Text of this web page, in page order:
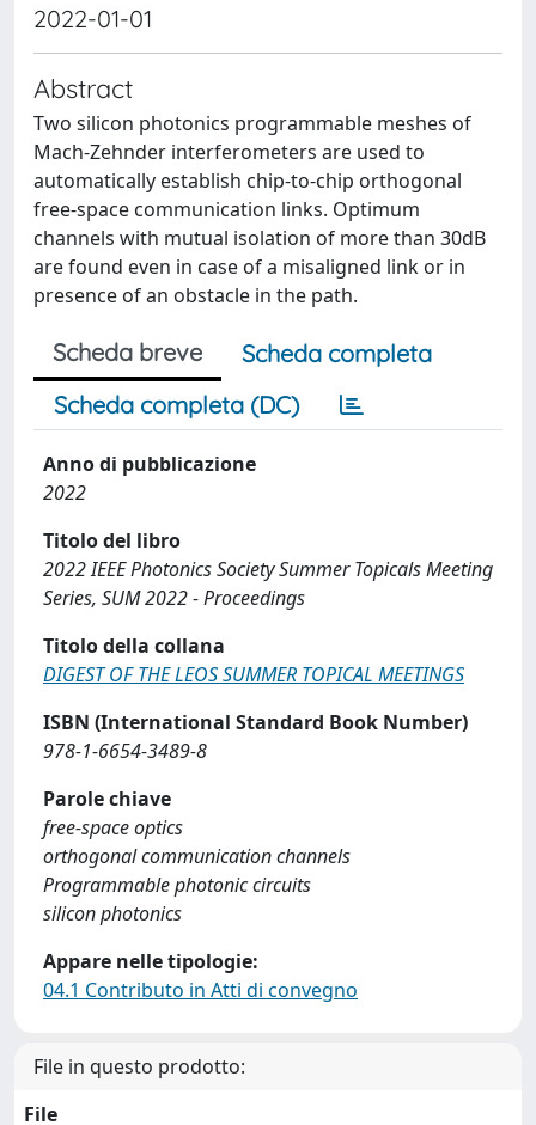
2022-01-01
Abstract
Two silicon photonics programmable meshes of
Mach-Zehnder interferometers are used to
automatically establish chip-to-chip orthogonal
free-space communication links. Optimum
channels with mutual isolation of more than 30dB
are found even in case of a misaligned link or in
presence of an obstacle in the path.
Scheda breve
Scheda completa
Scheda completa (DC)
Anno di pubblicazione
2022
Titolo del libro
2022 IEEE Photonics Society Summer Topicals Meeting
Series, SUM 2022 - Proceedings
Titolo della collana
DIGEST OF THE LEOS SUMMER TOPICAL MEETINGS
ISBN (International Standard Book Number)
978-1-6654-3489-8
Parole chiave
free-space optics
orthogonal communication channels
Programmable photonic circuits
silicon photonics
Appare nelle tipologie:
04.1 Contributo in Atti di convegno
File in questo prodotto:
File